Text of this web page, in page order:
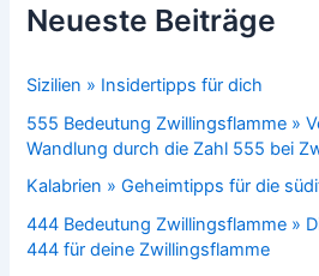
Neueste Beiträge
Sizilien » Insidertipps für dich
555 Bedeutung Zwillingsflamme »
Wandlung durch die Zahl 555 bei
Kalabrien » Geheimtipps für die
444 Bedeutung Zwillingsflamme »
444 für deine Zwillingsflamme